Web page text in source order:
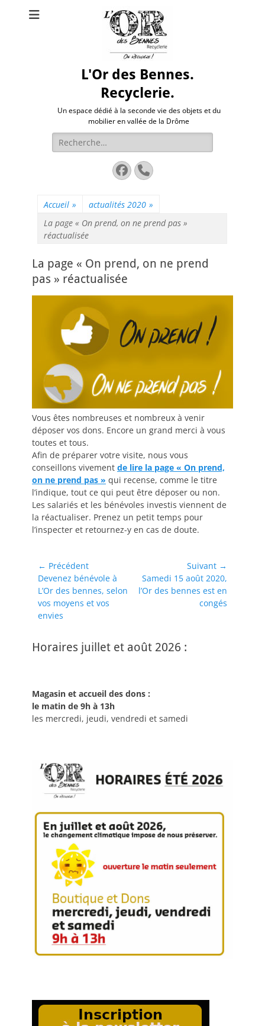
L'Or des Bennes.
Recyclerie.
Un espace dédié à la seconde vie des objets et du
mobilier en vallée de la Drôme
Rechercher :
Facebook
Tél
Accueil » actualités 2020 »
La page « On prend, on ne prend pas »
réactualisée
La page « On prend, on ne prend
pas » réactualisée
Vous êtes nombreuses et nombreux à venir
déposer vos dons. Encore un grand merci à vous
toutes et tous.
Afin de préparer votre visite, nous vous
conseillons vivement de lire la page « On prend,
on ne prend pas » qui recense, comme le titre
l’indique, tout ce qui peut être déposer ou non.
Les salariés et les bénévoles investis viennent de
la réactualiser. Prenez un petit temps pour
l’inspecter et retournez-y en cas de doute.
Navigation
de
l’article
← Précédent
Article
précédent :
Devenez bénévole à
L’Or des bennes, selon
vos moyens et vos
envies
Suivant →
Article
suivant :
Samedi 15 août 2020,
l’Or des bennes est en
congés
Horaires juillet et août 2026 :
Magasin et accueil des dons :
le matin de 9h à 13h
les mercredi, jeudi, vendredi et samedi